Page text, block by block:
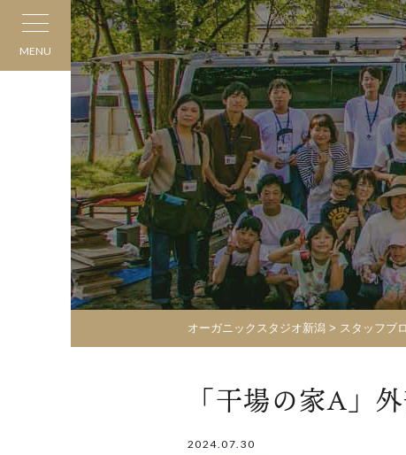
MENU
オーガニックスタジオ新潟 > スタッフブ
「干場の家A」
2024.07.30